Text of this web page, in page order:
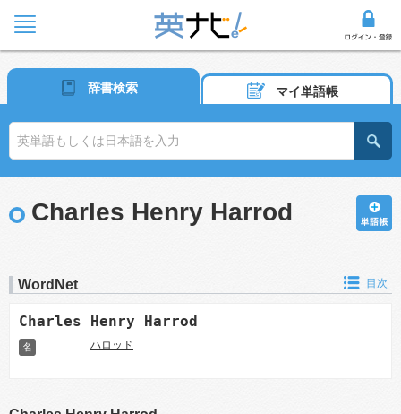
辞書検索 マイ単語帳
Charles Henry Harrod
WordNet 目次
Charles Henry Harrod
名 ハロッド